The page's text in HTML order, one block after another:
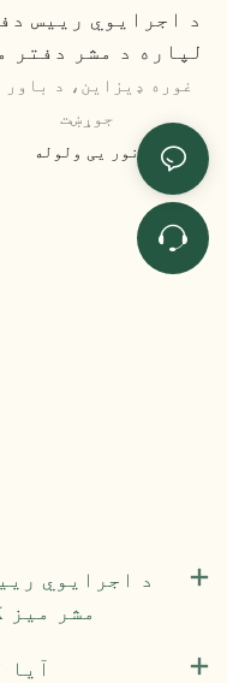
د اجرایوي رییس
لپاره د مشر دفتر
غوره ډیزاین، د باور
جوړښت
نور یی ولوله
د اجرایوي
مشر میز
آیا